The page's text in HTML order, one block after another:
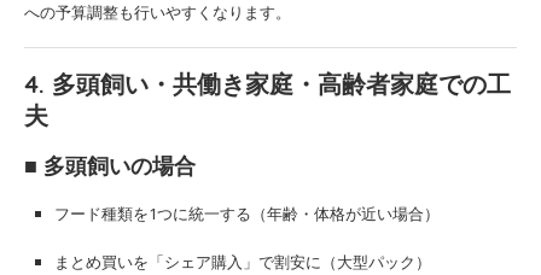
への予算調整も行いやすくなります。
4. 多頭飼い・共働き家庭・高齢者家庭での工
夫
■ 多頭飼いの場合
フード種類を1つに統一する（年齢・体格が近い場合）
まとめ買いを「シェア購入」で割安に（大型パック）